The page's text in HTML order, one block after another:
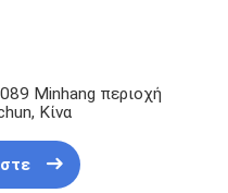
Minhang περιοχή
Κίνα